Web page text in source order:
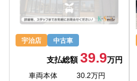
宇治店 中古車
支払総額 39.9万円
車両本体
30.2万円